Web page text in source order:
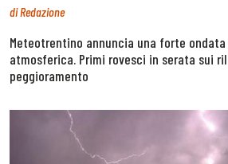
diRedazione
Meteotrentino annuncia una forte
atmosferica. Primi rovesci in serata sui
peggioramento